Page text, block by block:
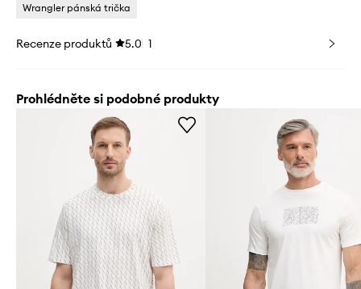
Wrangler pánská trička
Recenze produktů 5.0 1
Prohlédněte si podobné produkty